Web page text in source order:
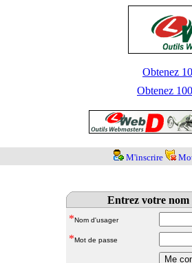
Obtenez
Obtenez
M'inscrire
Entrez votre nom
*Nom d'usager
*Mot de passe